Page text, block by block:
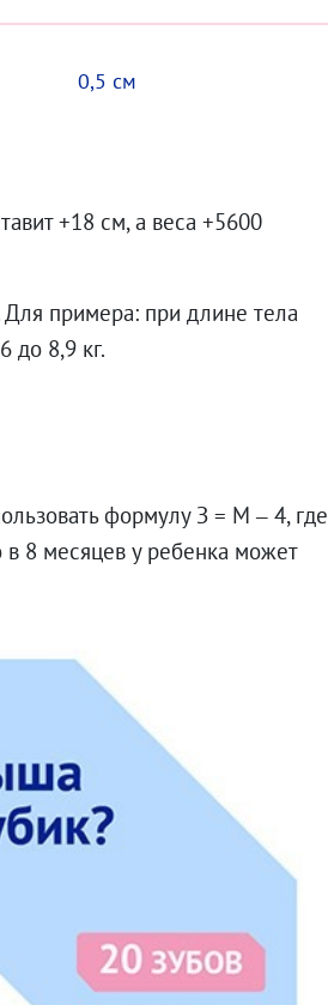
0,5 см
+18 см, а веса +5600
примера: при длине тела
до 8,9 кг.
формулу З = М – 4, где
в 8 месяцев у ребенка может